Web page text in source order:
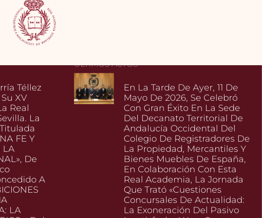
Téllez
XV
Real
La
FE Y
LA
De
A
LA
ÚLTIMOS ACTOS
En La Tarde De Ayer, 11 De
Mayo De 2026, Se Celebró
Con Gran Éxito En La Sede
Del Decanato Territorial De
Andalucía Occidental Del
Colegio De Registradores De
La Propiedad, Mercantiles Y
Bienes Muebles De España,
En Colaboración Con Esta
Real Academia, La Jornada
Que Trató «Cuestiones
Concursales De Actualidad:
La Exoneración Del Pasivo